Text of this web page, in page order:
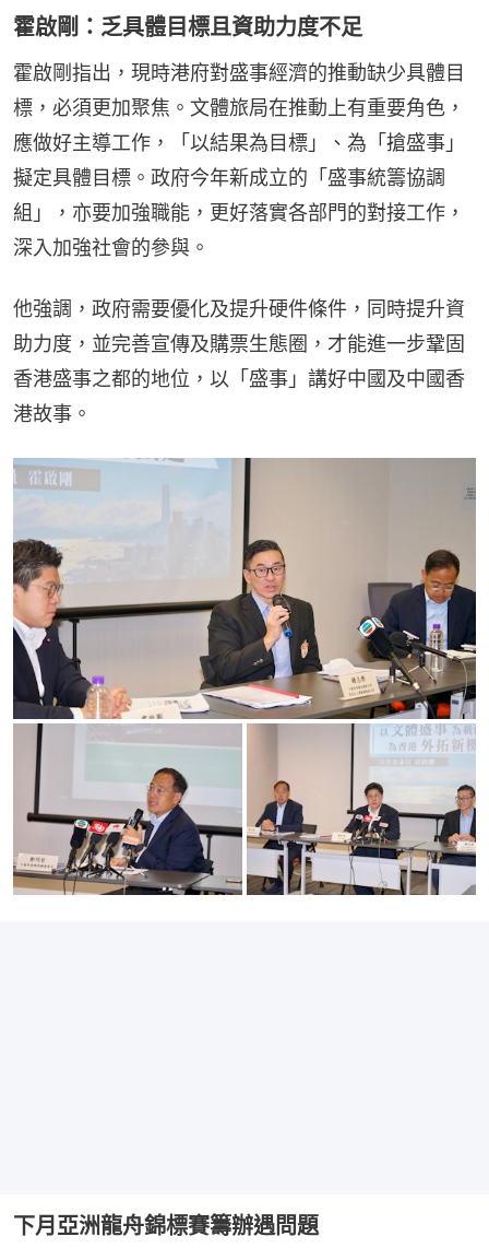
霍啟剛：乏具體目標且資助力度不足
霍啟剛指出，現時港府對盛事經濟的推動缺少具體目
標，必須更加聚焦。文體旅局在推動上有重要角色，
應做好主導工作，「以結果為目標」、為「搶盛事」
擬定具體目標。政府今年新成立的「盛事統籌協調
組」，亦要加強職能，更好落實各部門的對接工作，
深入加強社會的參與。
他強調，政府需要優化及提升硬件條件，同時提升資
助力度，並完善宣傳及購票生態圈，才能進一步鞏固
香港盛事之都的地位，以「盛事」講好中國及中國香
港故事。
下月亞洲龍舟錦標賽籌辦遇問題